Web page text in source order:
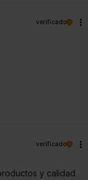
verificado
verificado
y calidad